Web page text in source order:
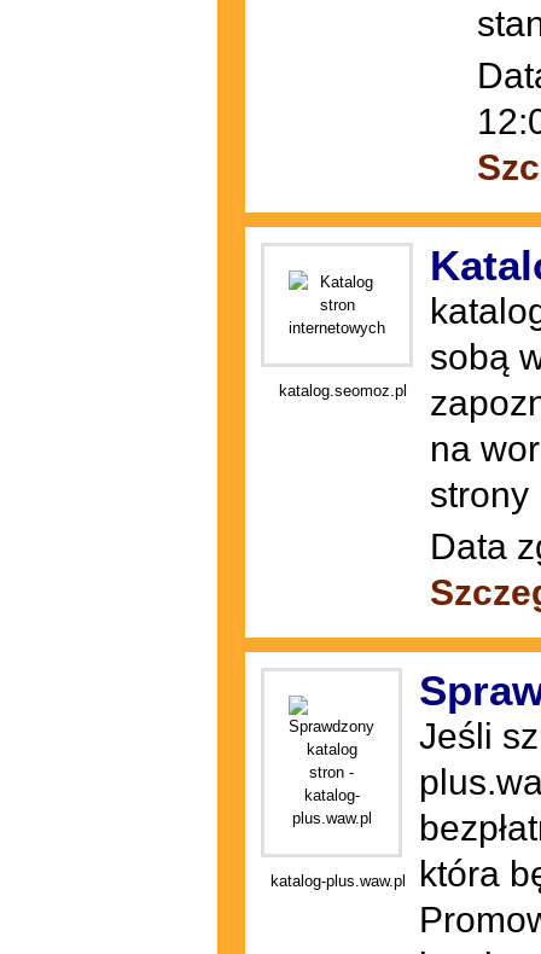
katalog.seomoz.pl
sobą
na
strony
Data
katalog-plus.waw.pl
Jeśli
która